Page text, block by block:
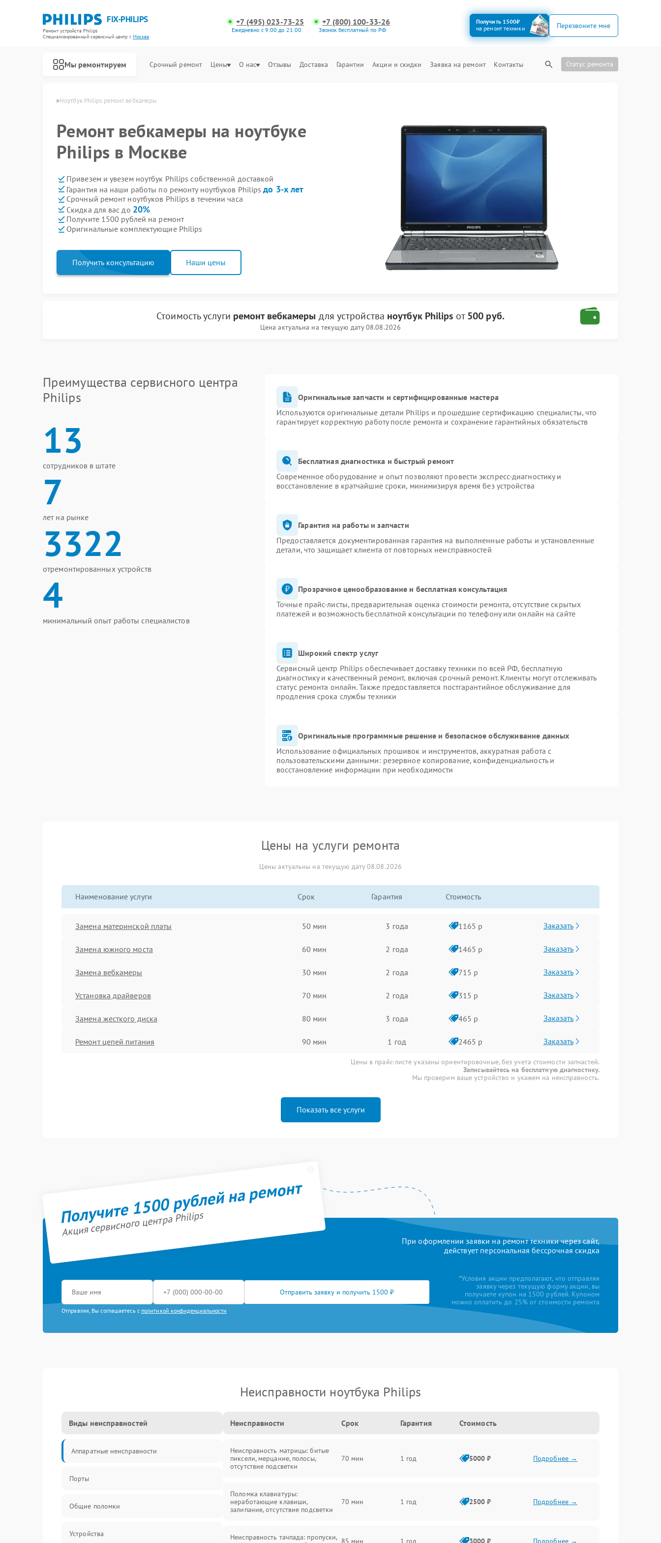
FIX-PHILIPS
Ремонт устройств Philips
Специализированный cервисный центр г.Москва
+7 (495) 023-73-25
Ежедневно с 9:00 до 21:00
+7 (800) 100-33-26
Звонок бесплатный по РФ
Получить 1500₽
на ремонт техники
Перезвоните мне
Мы ремонтируем Срочный ремонт Цены О нас Отзывы Доставка Гарантии Акции и скидки Заявка на ремонт Контакты Статус ремонта
Philips в Москве Ноутбук Philips ремонт вебкамеры
Ремонт вебкамеры на ноутбуке
Philips в Москве
Привезем и увезем ноутбук Philips собственной доставкой
Гарантия на наши работы по ремонту ноутбуков Philipsдо 3-х лет
Срочный ремонт ноутбуков Philips в течении часа
Скидка для вас до 20%
Получите 1500 рублей на ремонт
Оригинальные комплектующие Philips
Получить консультацию Наши цены
Стоимость услуги ремонт вебкамеры для устройства ноутбук Philips от500 руб.
Цена актуальна на текущую дату 08.08.2026
Преимущества сервисного центра
Philips
13
сотрудников в штате
7
лет на рынке
3322
отремонтированных устройств
4
минимальный опыт работы специалистов
Оригинальные запчасти и сертифицированные мастера
Используются оригинальные детали Philips и прошедшие сертификацию специалисты, что
гарантирует корректную работу после ремонта и сохранение гарантийных обязательств
Бесплатная диагностика и быстрый ремонт
Современное оборудование и опыт позволяют провести экспресс-диагностику и
восстановление в кратчайшие сроки, минимизируя время без устройства
Гарантия на работы и запчасти
Предоставляется документированная гарантия на выполненные работы и установленные
детали, что защищает клиента от повторных неисправностей
Прозрачное ценообразование и бесплатная консультация
Точные прайс-листы, предварительная оценка стоимости ремонта, отсутствие скрытых
платежей и возможность бесплатной консультации по телефону или онлайн на сайте
Широкий спектр услуг
Сервисный центр Philips обеспечивает доставку техники по всей РФ, бесплатную
диагностику и качественный ремонт, включая срочный ремонт. Клиенты могут отслеживать
статус ремонта онлайн. Также предоставляется постгарантийное обслуживание для
продления срока службы техники
Оригинальные программные решение и безопасное обслуживание данных
Использование официальных прошивок и инструментов, аккуратная работа с
пользовательскими данными: резервное копирование, конфиденциальность и
восстановление информации при необходимости
Цены на услуги ремонта
Цены актуальны на текущую дату 08.08.2026
Наименование услуги Срок Гарантия Стоимость
Замена материнской платы 50 мин 3 года 1165 р Заказать
Замена южного моста 60 мин 2 года 1465 р Заказать
Замена вебкамеры 30 мин 2 года 715 р Заказать
Установка драйверов 70 мин 2 года 315 р Заказать
Замена жесткого диска 80 мин 3 года 465 р Заказать
Ремонт цепей питания 90 мин 1 год 2465 р Заказать
Цены в прайс-листе указаны ориентировочные, без учета стоимости запчастей.
Записывайтесь на бесплатную диагностику.
Мы проверим ваше устройство и укажем на неисправность.
Показать все услуги
Получите 1500 рублей на ремонт
Акция сервисного центра Philips
При оформлении заявки на ремонт техники через сайт,
действует персональная бессрочная скидка
Отправить заявку и получить 1500 ₽
Отправляя, Вы соглашаетесь с политикой конфиденциальности
*Условия акции предполагают, что отправляя
заявку через текущую форму акции, вы
получаете купон на 1500 рублей. Купоном
можно оплатить до 25% от стоимости ремонта
Неисправности ноутбука Philips
Виды неисправностей
Аппаратные неисправности
Порты
Общие поломки
Устройства
Неисправности Срок Гарантия Стоимость
Неисправность матрицы: битые
пиксели, мерцание, полосы,
отсутствие подсветки
70 мин 1 год 5000 ₽ Подробнее →
Поломка клавиатуры:
неработающие клавиши,
залипание, отсутствие подсветки
70 мин 1 год 2500 ₽ Подробнее →
Неисправность тачпада: пропуски, 85 мин 1 год 3000 ₽ Подробнее →